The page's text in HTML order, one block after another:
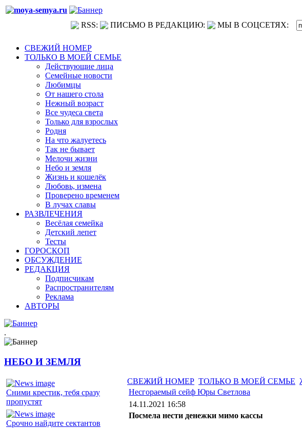
RSS: ПИСЬМО В РЕДАКЦИЮ: МЫ В СОЦСЕТЯХ:
СВЕЖИЙ НОМЕР
ТОЛЬКО В МОЕЙ СЕМЬЕ
Действующие лица
Семейные новости
Любимцы
От нашего стола
Нежный возраст
Все чудеса света
Только для взрослых
Родня
На что жалуетесь
Так не бывает
Мелочи жизни
Небо и земля
Жизнь и кошелёк
Любовь, измена
Проверено временем
В лучах славы
РАЗВЛЕЧЕНИЯ
Весёлая семейка
Детский лепет
Тесты
ГОРОСКОП
ОБСУЖДЕНИЕ
РЕДАКЦИЯ
Подписчикам
Распространителям
Реклама
АВТОРЫ
.
НЕБО И ЗЕМЛЯ
Сними крестик, тебя сразу
пропустят
Срочно найдите сектантов
СВЕЖИЙ НОМЕР ТОЛЬКО В МОЕЙ СЕМЬЕ
Несгораемый сейф Юры Светлова
14.11.2021 16:58
Посмела нести денежки мимо кассы